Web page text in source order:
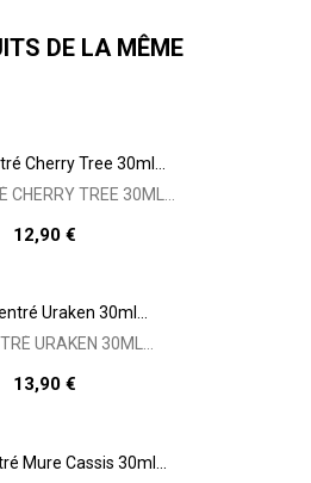
DE LA MÊME
CHERRY TREE 30ML...
12,90 €
URAKEN 30ML...
13,90 €